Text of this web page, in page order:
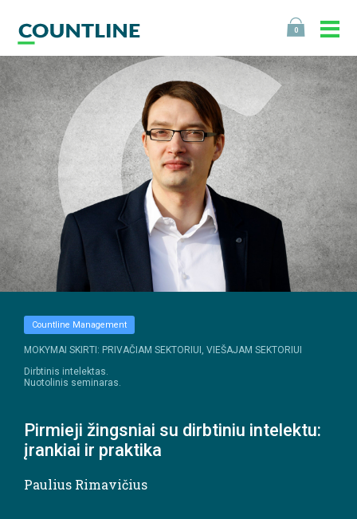
0
Countline Management
MOKYMAI SKIRTI: PRIVAČIAM SEKTORIUI, VIEŠAJAM SEKTORIUI
Dirbtinis intelektas.
Nuotolinis seminaras.
Pirmieji žingsniai su dirbtiniu intelektu:
įrankiai ir praktika
Paulius Rimavičius